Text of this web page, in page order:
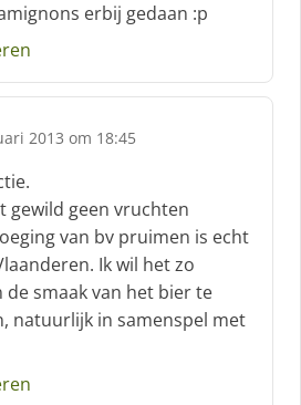
erbij gedaan :p
2013 om 18:45
gewild geen vruchten
van bv pruimen is echt
Ik wil het zo
smaak van het bier te
natuurlijk in samenspel met